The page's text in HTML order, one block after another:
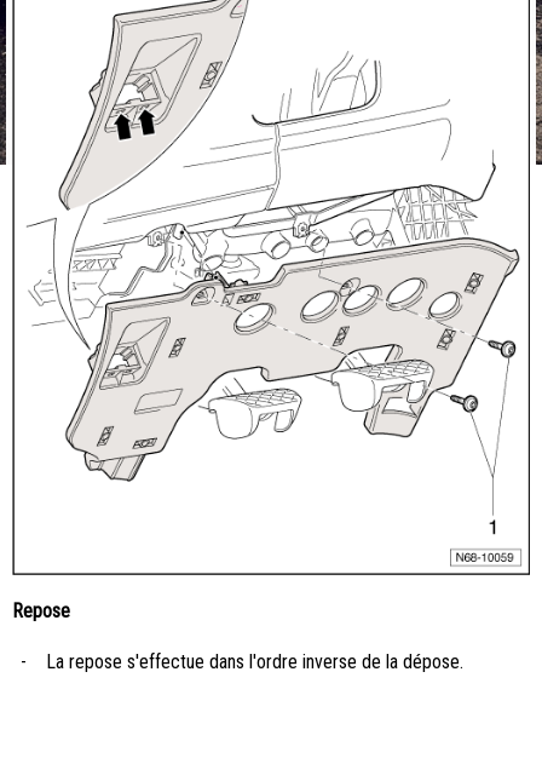
Repose
- La repose s'effectue dans l'ordre inverse de la dépose.